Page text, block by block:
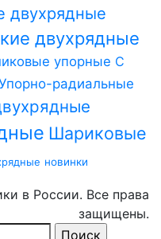
двухрядные
двухрядные
упорные С
радиальные
Шариковые
новинки
в России. Все права
защищены.